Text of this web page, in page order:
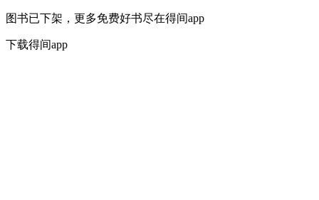
图书已下架，更多免费好书尽在得间app
下载得间app